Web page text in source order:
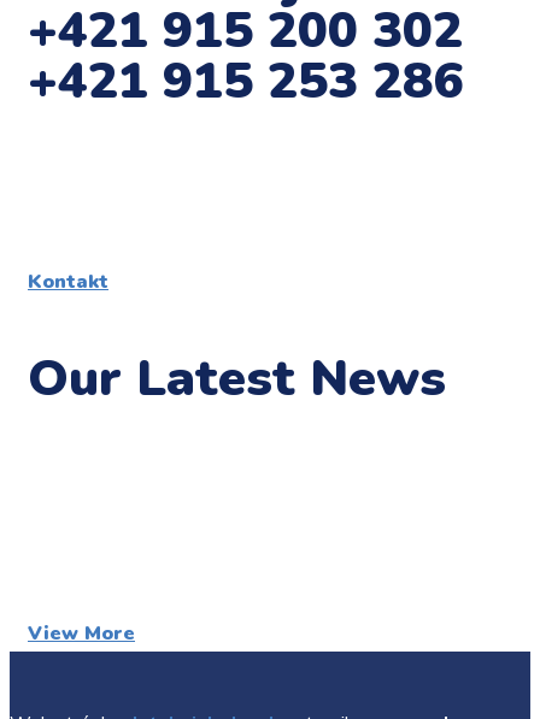
+421 915 200 302
+421 915 253 286
Kontakt
Our Latest News
View More